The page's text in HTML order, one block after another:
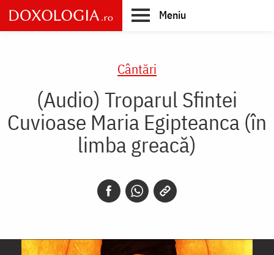
Skip
to
main
Meniu
Cântări
(Audio) Troparul Sfintei
Cuvioase Maria Egipteanca (în
limba greacă)